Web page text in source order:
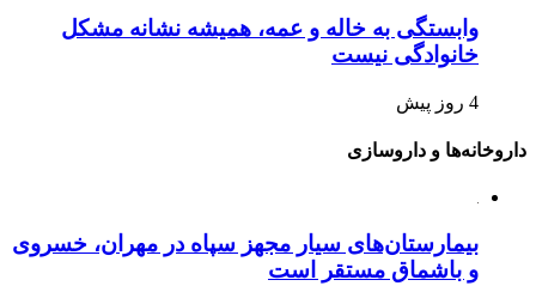
وابستگی به خاله و عمه، همیشه نشانه مشکل
خانوادگی نیست
4 روز پیش
داروخانه‌ها و داروسازی
بیمارستان‌های سیار مجهز سپاه در مهران، خسروی
و باشماق مستقر است